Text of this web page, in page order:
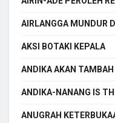
AIRLANGGA MUNDUR
AKSI BOTAKI KEPALA
ANDIKA AKAN
ANDIKA-NANANG IS
ANUGRAH